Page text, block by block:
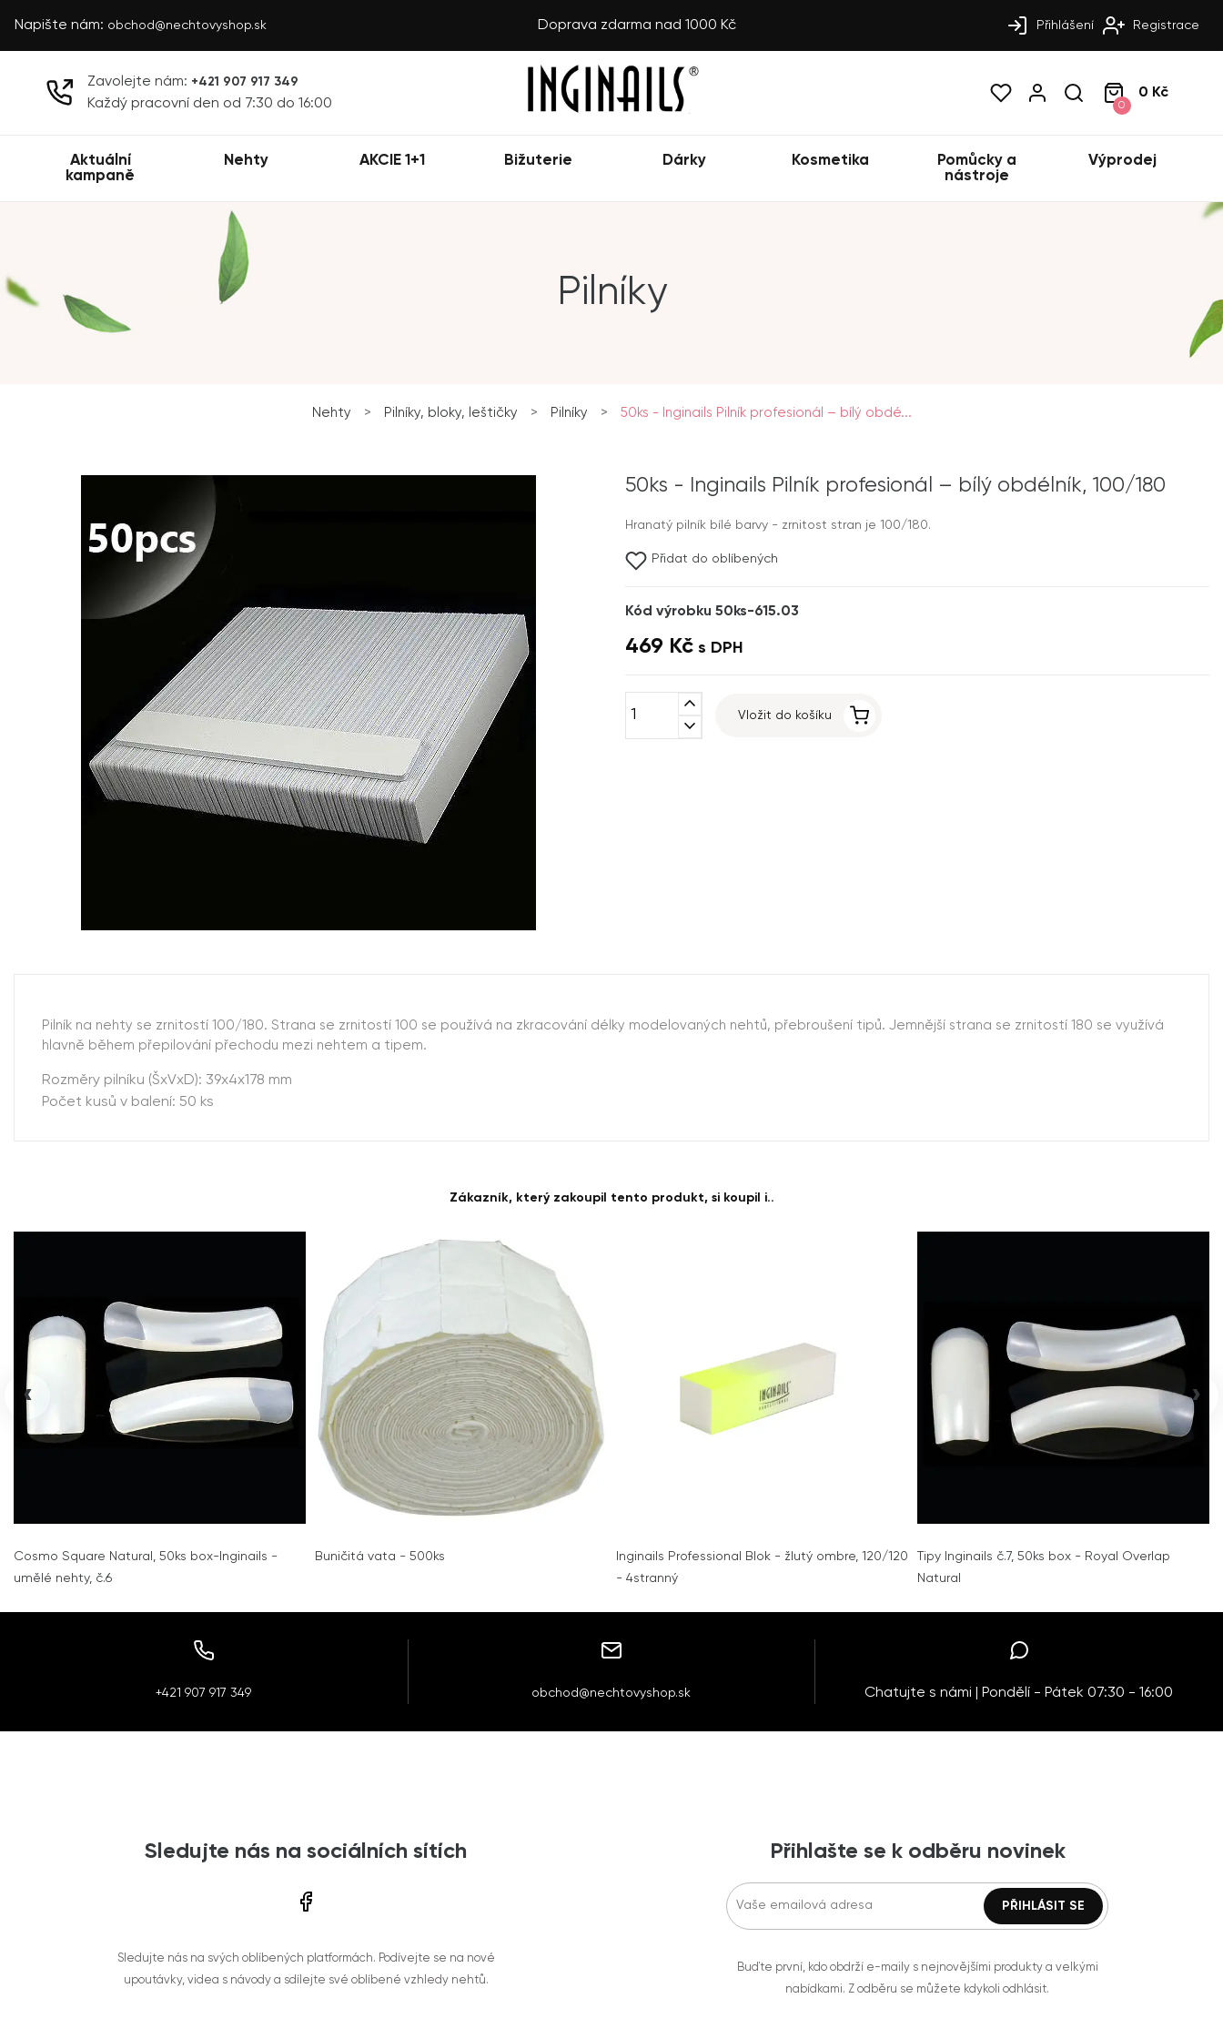
Napište nám: obchod@nechtovyshop.sk Doprava zdarma nad 1000 Kč Přihlášení Registrace
Zavolejte nám: +421 907 917 349
Každý pracovní den od 7:30 do 16:00 0
0 Kč
Aktuální
kampaně
Nehty AKCIE 1+1 Bižuterie Dárky Kosmetika
Pomůcky a
nástroje
Výprodej
Pilníky
Nehty > Pilníky, bloky, leštičky > Pilníky > 50ks - Inginails Pilník profesionál – bílý obdé...
50ks - Inginails Pilník profesionál – bílý obdélník, 100/180
Hranatý pilník bílé barvy - zrnitost stran je 100/180.
Přidat do oblíbených
Kód výrobku 50ks-615.03
469 Kč s DPH
expand_less
expand_more
Vložit do košíku
Pilník na nehty se zrnitostí 100/180. Strana se zrnitostí 100 se používá na zkracování délky modelovaných nehtů, přebroušení tipů. Jemnější strana se zrnitostí 180 se využívá
hlavně během přepilování přechodu mezi nehtem a tipem.
Rozměry pilníku (ŠxVxD): 39x4x178 mm
Počet kusů v balení: 50 ks
Zákazník, který zakoupil tento produkt, si koupil i..
Cosmo Square Natural, 50ks box-Inginails -
umělé nehty, č.6
Buničitá vata - 500ks
Inginails Professional Blok - žlutý ombre, 120/120
- 4stranný
Tipy Inginails č.7, 50ks box - Royal Overlap
Natural
‹ ›
+421 907 917 349 obchod@nechtovyshop.sk Chatujte s námi | Pondělí - Pátek 07:30 - 16:00
Sledujte nás na sociálních sítích
Sledujte nás na svých oblíbených platformách. Podívejte se na nové
upoutávky, videa s návody a sdílejte své oblíbené vzhledy nehtů.
Přihlašte se k odběru novinek
Buďte první, kdo obdrží e-maily s nejnovějšími produkty a velkými
nabídkami. Z odběru se můžete kdykoli odhlásit.